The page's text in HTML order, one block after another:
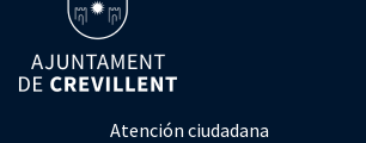
Atención ciudadana